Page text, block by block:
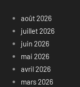
août 2026
juillet 2026
juin 2026
mai 2026
avril 2026
mars 2026